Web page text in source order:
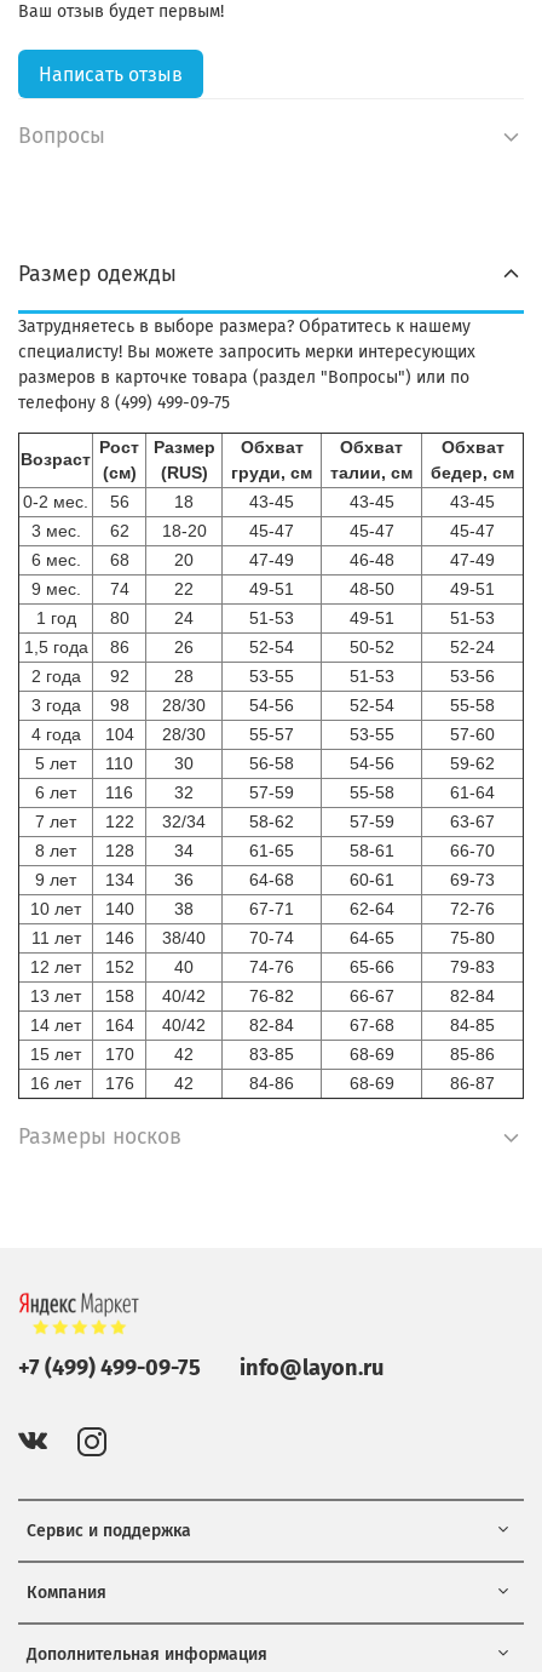
Ваш отзыв будет первым!
Написать отзыв
Вопросы
Размер одежды
Затрудняетесь в выборе размера? Обратитесь к нашему
специалисту! Вы можете запросить мерки интересующих
размеров в карточке товара (раздел "Вопросы") или по
телефону 8 (499) 499-09-75
Возраст
Рост
(см)
Размер
(RUS)
Обхват
груди, см
Обхват
талии, см
Обхват
бедер, см
0-2 мес.
56 18 43-45 43-45
43-45
3 мес.
62 18-20 45-47 45-47
45-47
6 мес.
68 20 47-49 46-48
47-49
9 мес.
74 22 49-51 48-50
49-51
1 год
80 24 51-53 49-51
51-53
1,5 года
86 26 52-54 50-52
52-24
2 года
92 28 53-55 51-53
53-56
3 года
98 28/30 54-56 52-54
55-58
4 года
104 28/30 55-57 53-55
57-60
5 лет
110 30 56-58 54-56
59-62
6 лет
116 32 57-59 55-58
61-64
7 лет
122 32/34 58-62 57-59
63-67
8 лет
128 34 61-65 58-61
66-70
9 лет
134 36 64-68 60-61
69-73
10 лет
140 38 67-71 62-64
72-76
11 лет
146 38/40 70-74 64-65
75-80
12 лет
152 40 74-76 65-66
79-83
13 лет
158 40/42 76-82 66-67
82-84
14 лет
164 40/42 82-84 67-68
84-85
15 лет
170 42 83-85 68-69
85-86
16 лет
176 42 84-86 68-69 86-87
Размеры носков
Сервис и поддержка
Компания
Дополнительная информация
+7 (499) 499-09-75 info@layon.ru